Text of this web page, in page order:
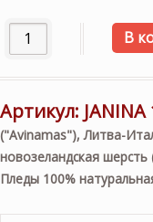
Количество товара
В
Артикул: JANINA
("Avinamas"), Литва-
новозеландская
Пледы 100%